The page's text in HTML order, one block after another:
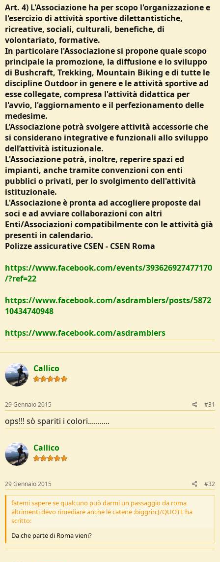
Art. 4) L'Associazione ha per scopo l'organizzazione e
l'esercizio di attività sportive dilettantistiche,
ricreative, sociali, culturali, benefiche, di
volontariato, formative.
In particolare l'Associazione si propone quale scopo
principale la promozione, la diffusione e lo sviluppo
di Bushcraft, Trekking, Mountain Biking e di tutte le
discipline Outdoor in genere e le attività sportive ad
esse collegate, compresa l'attività didattica per
l'avvio, l'aggiornamento e il perfezionamento delle
medesime.
L’Associazione potrà svolgere attività accessorie che
si considerano integrative e funzionali allo sviluppo
dell’attività istituzionale.
L'Associazione potrà, inoltre, reperire spazi ed
impianti, anche tramite convenzioni con enti
pubblici o privati, per lo svolgimento dell'attività
istituzionale.
L'Associazione è pronta ad accogliere proposte dai
soci e ad avviare collaborazioni con altri
Enti/Associazioni compatibilmente con le attività già
presenti in calendario.
Polizze assicurative CSEN - CSEN Roma
https://www.facebook.com/events/393626927477170
/?ref=22
https://www.facebook.com/asdramblers/posts/5872
10434740948
https://www.facebook.com/asdramblers
Callico
29 Gennaio 2015 #31
ops!!! sò spariti i colori...........
Callico
29 Gennaio 2015 #32
fatemi sapere se qualcuno può darmi un passaggio da roma
altrimenti devo rimediare anche le catene :biggrin:[/QUOTE ha
scritto:
Da che parte di Roma vieni?